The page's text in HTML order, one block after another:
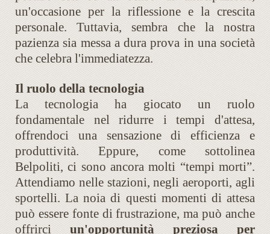
un'occasione per la riflessione e la crescita
personale. Tuttavia, sembra che la nostra
pazienza sia messa a dura prova in una società
che celebra l'immediatezza.
Il ruolo della tecnologia
La tecnologia ha giocato un ruolo
fondamentale nel ridurre i tempi d'attesa,
offrendoci una sensazione di efficienza e
produttività. Eppure, come sottolinea
Belpoliti, ci sono ancora molti “tempi morti”.
Attendiamo nelle stazioni, negli aeroporti, agli
sportelli. La noia di questi momenti di attesa
può essere fonte di frustrazione, ma può anche
offrirci un'opportunità preziosa per